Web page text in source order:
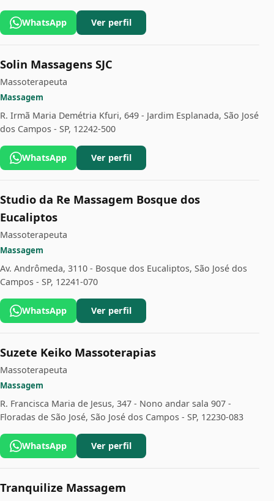
WhatsApp Ver perfil
Solin Massagens SJC
Massoterapeuta
Massagem
R. Irmã Maria Demétria Kfuri, 649 - Jardim Esplanada, São José
dos Campos - SP, 12242-500
WhatsApp Ver perfil
Studio da Re Massagem Bosque dos
Eucaliptos
Massoterapeuta
Massagem
Av. Andrômeda, 3110 - Bosque dos Eucaliptos, São José dos
Campos - SP, 12241-070
WhatsApp Ver perfil
Suzete Keiko Massoterapias
Massoterapeuta
Massagem
R. Francisca Maria de Jesus, 347 - Nono andar sala 907 -
Floradas de São José, São José dos Campos - SP, 12230-083
WhatsApp Ver perfil
Tranquilize Massagem